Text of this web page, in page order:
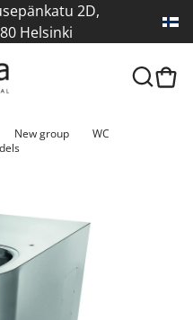
2D,
Helsinki
New group
WC